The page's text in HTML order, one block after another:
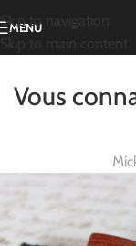
Skip to navigation
MENU
Vous